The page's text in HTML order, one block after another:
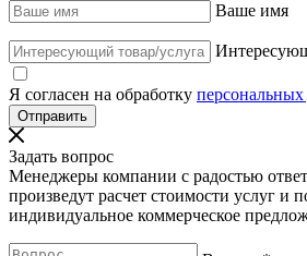
Ваше имя
Я согласен на обработку
Задать вопрос
Менеджеры компании с радостью
произведут расчет стоимости услуг и
индивидуальное коммерческое